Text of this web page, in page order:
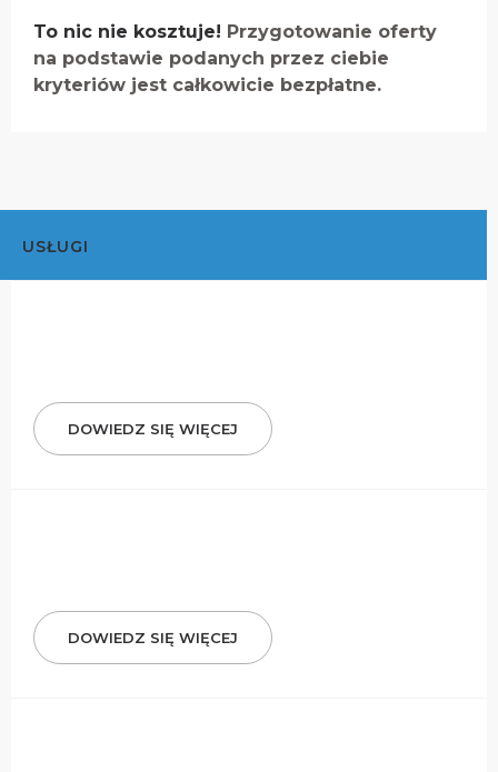
To nic nie kosztuje! Przygotowanie oferty
na podstawie podanych przez ciebie
kryteriów jest całkowicie bezpłatne.
USŁUGI
DOWIEDZ SIĘ WIĘCEJ
DOWIEDZ SIĘ WIĘCEJ